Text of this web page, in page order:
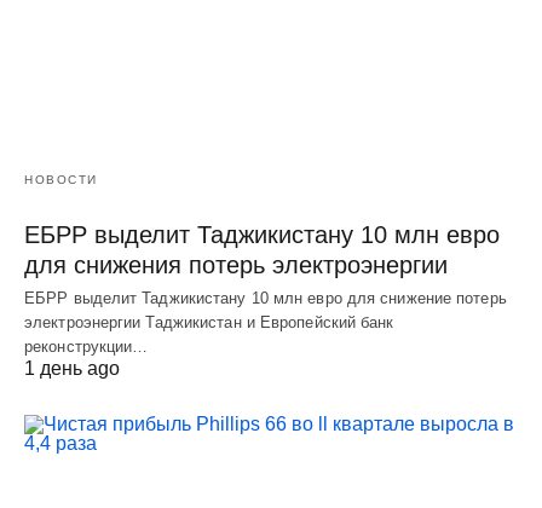
НОВОСТИ
ЕБРР выделит Таджикистану 10 млн евро
для снижения потерь электроэнергии
ЕБРР выделит Таджикистану 10 млн евро для снижение потерь
электроэнергии Таджикистан и Европейский банк
реконструкции…
1 день ago